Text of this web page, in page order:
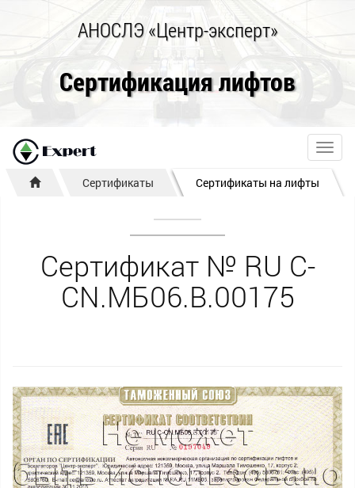
АНОСЛЭ «Центр-эксперт»
Сертификация лифтов
Сертификаты Сертификаты на лифты
Сертификат № RU С-
CN.МБ06.B.00175